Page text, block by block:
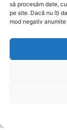
să procesăm date,
pe site. Dacă nu îți
mod negativ
Guvernul
consumului
energie
Roxana